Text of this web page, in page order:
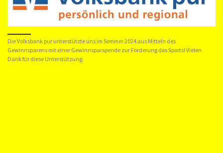
Die Volksbank pur unterstützte uns im Sommer 2024 aus Mitteln des
Gewinnsparens mit einer Gewinnsparspende zur Förderung des Sports! Vielen
Dank für diese Unterstützung.